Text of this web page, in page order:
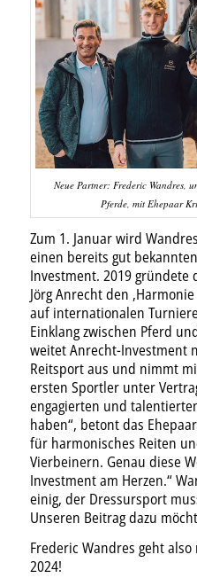
Neue Partner: Frederic Wandres,
Pferde, mit Ehepaar
Zum 1. Januar wird
einen bereits gut
Investment. 2019 gründete
Jörg Anrecht den
auf internationalen
Einklang zwischen Pferd
weitet Anrecht-Investment
Reitsport aus und nimmt
ersten Sportler unter
engagierten und
haben“, betont das
für harmonisches Reiten
Vierbeinern. Genau diese
Investment am Herzen.“
einig, der Dressursport
Unseren Beitrag dazu
Frederic Wandres geht
2024!